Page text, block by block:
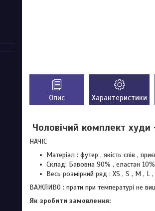
Опис Характеристики
Чоловічий комплект
НАЧІС
Матеріал : футер , якість спів ,
Склад: Бавовна 90% , еластан 10%
Весь розмірний ряд : XS , S , M , L ,
ВАЖЛИВО : прати при температурі не
Як зробити замовлення: